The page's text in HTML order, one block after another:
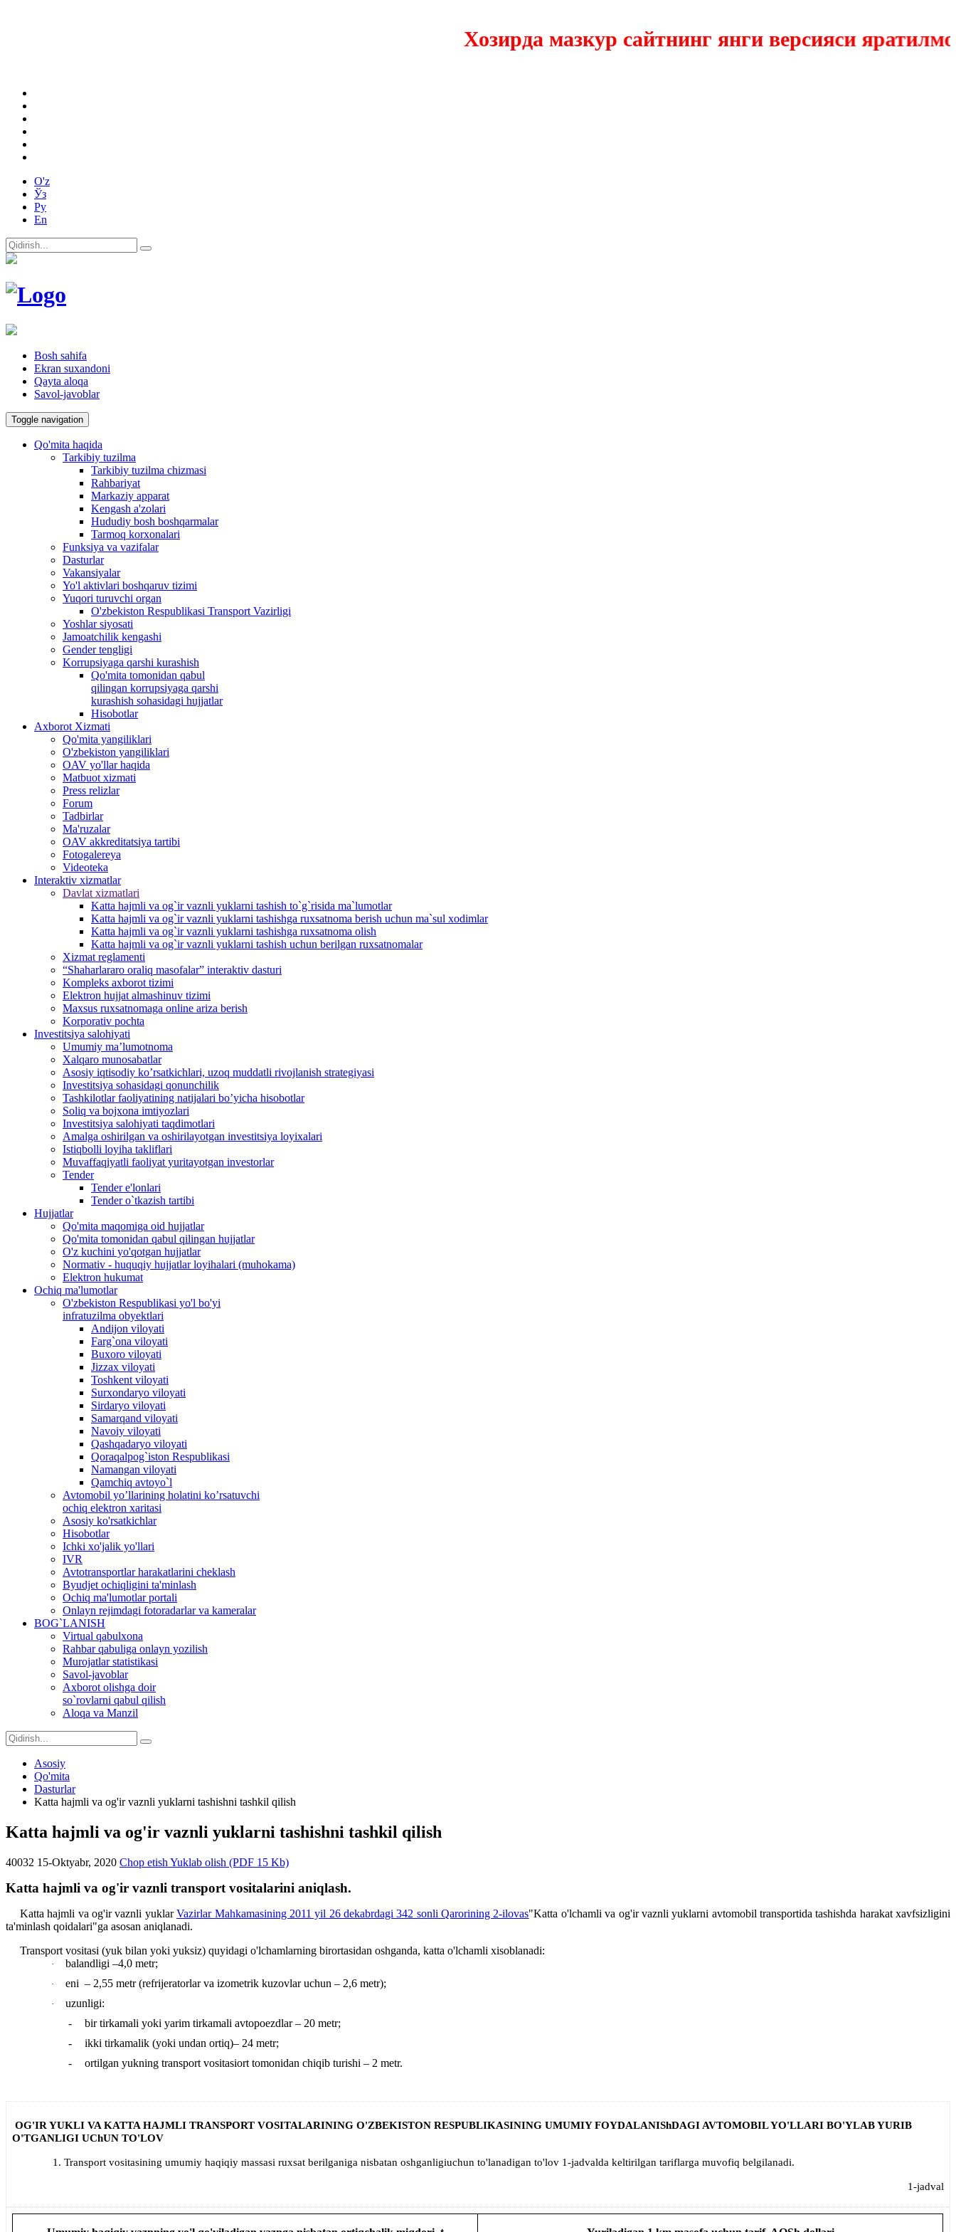
Хозирда мазкур сайтнинг янги версияси яратилмокда
O'z
Ўз
Ру
En
Bosh sahifa
Ekran suxandoni
Qayta aloqa
Savol-javoblar
Toggle navigation
Qo'mita haqida
Tarkibiy tuzilma
Tarkibiy tuzilma chizmasi
Rahbariyat
Markaziy apparat
Kengash a'zolari
Hududiy bosh boshqarmalar
Tarmoq korxonalari
Funksiya va vazifalar
Dasturlar
Vakansiyalar
Yo'l aktivlari boshqaruv tizimi
Yuqori turuvchi organ
O'zbekiston Respublikasi Transport Vazirligi
Yoshlar siyosati
Jamoatchilik kengashi
Gender tengligi
Korrupsiyaga qarshi kurashish
Qo'mita tomonidan qabul
qilingan korrupsiyaga qarshi
kurashish sohasidagi hujjatlar
Hisobotlar
Аxborot Xizmati
Qo'mita yangiliklari
O'zbekiston yangiliklari
OAV yo'llar haqida
Matbuot xizmati
Press relizlar
Forum
Tadbirlar
Ma'ruzalar
OAV akkreditatsiya tartibi
Fotogalereya
Videoteka
Interaktiv xizmatlar
Davlat xizmatlari
Katta hajmli va og`ir vaznli yuklarni tashish to`g`risida ma`lumotlar
Katta hajmli va og`ir vaznli yuklarni tashishga ruxsatnoma berish uchun ma`sul xodimlar
Katta hajmli va og`ir vaznli yuklarni tashishga ruxsatnoma olish
Katta hajmli va og`ir vaznli yuklarni tashish uchun berilgan ruxsatnomalar
Xizmat reglamenti
“Shaharlararo oraliq masofalar” interaktiv dasturi
Kompleks axborot tizimi
Elektron hujjat almashinuv tizimi
Maxsus ruxsatnomaga online ariza berish
Korporativ pochta
Investitsiya salohiyati
Umumiy maʼlumotnoma
Xalqaro munosabatlar
Аsosiy iqtisodiy koʼrsatkichlari, uzoq muddatli rivojlanish strategiyasi
Investitsiya sohasidagi qonunchilik
Tashkilotlar faoliyatining natijalari boʼyicha hisobotlar
Soliq va bojxona imtiyozlari
Investitsiya salohiyati taqdimotlari
Аmalga oshirilgan va oshirilayotgan investitsiya loyixalari
Istiqbolli loyiha takliflari
Muvaffaqiyatli faoliyat yuritayotgan investorlar
Tender
Tender e'lonlari
Tender o`tkazish tartibi
Hujjatlar
Qo'mita maqomiga oid hujjatlar
Qo'mita tomonidan qabul qilingan hujjatlar
O'z kuchini yo'qotgan hujjatlar
Normativ - huquqiy hujjatlar loyihalari (muhokama)
Elektron hukumat
Ochiq ma'lumotlar
O'zbekiston Respublikasi yo'l bo'yi
infratuzilma obyektlari
Andijon viloyati
Farg`ona viloyati
Buxoro viloyati
Jizzax viloyati
Toshkent viloyati
Surxondaryo viloyati
Sirdaryo viloyati
Samarqand viloyati
Navoiy viloyati
Qashqadaryo viloyati
Qoraqalpog`iston Respublikasi
Namangan viloyati
Qamchiq avtoyo`l
Avtomobil yo’llarining holatini ko’rsatuvchi
ochiq elektron xaritasi
Asosiy ko'rsatkichlar
Hisobotlar
Ichki xo'jalik yo'llari
IVR
Avtotransportlar harakatlarini cheklash
Byudjet ochiqligini ta'minlash
Ochiq ma'lumotlar portali
Onlayn rejimdagi fotoradarlar va kameralar
BOG`LANISH
Virtual qabulxona
Rahbar qabuliga onlayn yozilish
Murojatlar statistikasi
Savol-javoblar
Axborot olishga doir
so`rovlarni qabul qilish
Aloqa va Manzil
Asosiy
Qo'mita
Dasturlar
Katta hajmli va og'ir vaznli yuklarni tashishni tashkil qilish
Katta hajmli va og'ir vaznli yuklarni tashishni tashkil qilish
40032 15-Oktyabr, 2020 Chop etish Yuklab olish (PDF 15 Kb)
Katta hajmli va og'ir vaznli transport vositalarini aniqlash.
Katta hajmli va og'ir vaznli yuklarVazirlar Mahkamasining 2011 yil 26 dekabrdagi 342 sonli Qarorining 2-ilovas"Katta o'lchamli va og'ir vaznli yuklarni avtomobil transportida tashishda harakat xavfsizligini
ta'minlash qoidalari"ga asosan aniqlanadi.
Transport vositasi (yuk bilan yoki yuksiz) quyidagi o'lchamlarning birortasidan oshganda, katta o'lchamli xisoblanadi:
· balandligi –4,0 metr;
· eni – 2,55 metr (refrijeratorlar va izometrik kuzovlar uchun – 2,6 metr);
· uzunligi:
-
bir tirkamali yoki yarim tirkamali avtopoezdlar – 20 metr;
-
ikki tirkamalik (yoki undan ortiq)– 24 metr;
-
ortilgan yukning transport vositasiort tomonidan chiqib turishi – 2 metr.
OG'IR YUKLI VA KATTA HAJMLI TRANSPORT VOSITALARINING O'ZBEKISTON RESPUBLIKASINING UMUMIY FOYDALANIShDAGI AVTOMOBIL YO'LLARI BO'YLAB YURIB
O'TGANLIGI UChUN TO'LOV
1. Transport vositasining umumiy haqiqiy massasi ruxsat berilganiga nisbatan oshganligiuchun to'lanadigan to'lov 1-jadvaldakeltirilgan tariflarga muvofiq belgilanadi.
1-jadval